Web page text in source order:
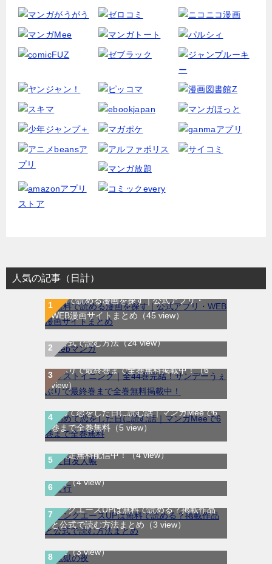
人気の記事（日計）
無料で読める漫画を探す｜公式アプリ・
WEB漫画サイトまとめ （45 view）
WEB漫画サイト一覧｜ブラウザで無料漫画
を公式で読む方法（24 view）
ラストイニング｜全44巻完結！サンデーう
ぇぶりで最終巻まで全巻無料掲載中！（6
view）
初めて恋をした日に読む話｜マンガMeeで6
巻まで全巻無料 （5 view）
夏目友人帳｜最新刊30巻！マンガParkで期
間限定無料配信中！（4 view）
ま行（4 view）
ヤングエースUPは無料で読める？掲載作品
と公式で読む方法まとめ （3 view）
鬼獄の夜｜全14巻完結！最終話まで全話無
料で読める公式マンガアプリ＿マンガ
Mee（3 view）